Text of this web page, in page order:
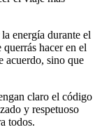
energía durante el
hacer en el
acuerdo, sino que
claro el código
y respetuoso
todos.